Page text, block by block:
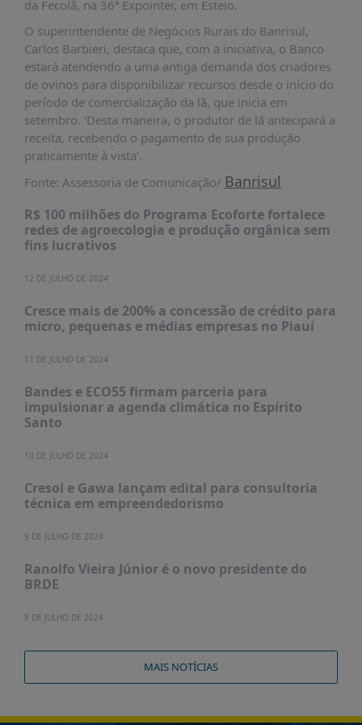
DADOS
FRENTE
PARLAMENTAR
SOBRE
A
FRENTE
CURSOS
E
MATERIAIS
DISPONÍVEIS
PUBLICAÇÕES
REVISTA
RUMOS
NOTÍCIAS
ABDE-
PRÊMIO
DE
da Fecolã, na 36ª Expointer, em Esteio.
O superintendente de Negócios Rurais do Banrisul,
Carlos Barbieri, destaca que, com a iniciativa, o Banco
estará atendendo a uma antiga demanda dos criadores
de ovinos para disponibilizar recursos desde o início do
período de comercialização da lã, que inicia em
setembro. ‘Desta maneira, o produtor de lã antecipará a
receita, recebendo o pagamento de sua produção
praticamente à vista’.
Fonte: Assessoria de Comunicação/ Banrisul
R$ 100 milhões do Programa Ecoforte fortalece
redes de agroecologia e produção orgânica sem
fins lucrativos
12 DE JULHO DE 2024
Cresce mais de 200% a concessão de crédito para
micro, pequenas e médias empresas no Piauí
11 DE JULHO DE 2024
Bandes e ECO55 firmam parceria para
impulsionar a agenda climática no Espírito
Santo
10 DE JULHO DE 2024
Cresol e Gawa lançam edital para consultoria
técnica em empreendedorismo
9 DE JULHO DE 2024
Ranolfo Vieira Júnior é o novo presidente do
BRDE
8 DE JULHO DE 2024
MAIS NOTÍCIAS